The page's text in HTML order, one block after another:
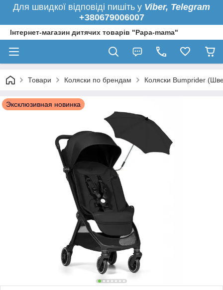
Для швидкої відповіді пишіть у Viber, Telegram
+380679006007
Інтернет-магазин дитячих товарів "Papa-mama"
Товари Коляски по брендам Коляски Bumprider
Эксклюзивная новинка